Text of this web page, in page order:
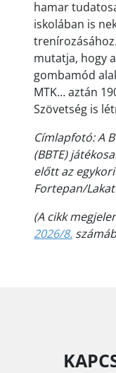
hamar
iskolában is
mutatja, hogy
gombamód
MTK… aztán
Szövetség is
Címlapfotó: A
(BBTE)
előtt az
Fortepan/
(A cikk
2026/8.